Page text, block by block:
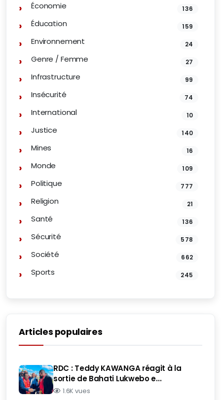
Économie 136
Éducation 159
Environnement 24
Genre / Femme 27
Infrastructure 99
Insécurité 74
International 10
Justice 140
Mines 16
Monde 109
Politique 777
Religion 21
Santé 136
Sécurité 578
Société 662
Sports 245
Articles populaires
RDC : Teddy KAWANGA réagit à la
sortie de Bahati Lukwebo e...
1.6K vues